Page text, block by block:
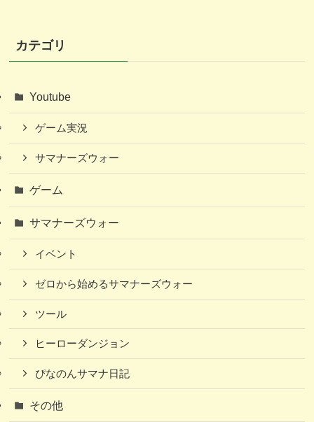
カテゴリ
Youtube
ゲーム実況
サマナーズウォー
ゲーム
サマナーズウォー
イベント
ゼロから始めるサマナーズウォー
ツール
ヒーローダンジョン
ぴなのんサマナ日記
その他